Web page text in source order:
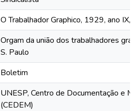
O Trabalhador Graphico, 1929, ano IX,
Orgam da união dos trabalhadores
S. Paulo
Boletim
UNESP, Centro de Documentação e
(CEDEM)